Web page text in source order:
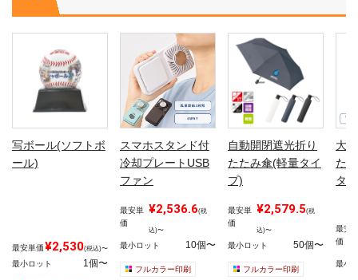
写ボール(ソフトボ
ール)
最安単価¥2,530(税込)〜
最小ロット 1個〜
スマホスタンド付
冷却プレートUSB
ファン
最安単
価
¥2,536.6(税
込)〜
最小ロット 10個〜
フルカラー印刷
自動開閉遮光折り
たたみ傘(軽量タイ
プ)
最安単
価
¥2,579.5(税
込)〜
最小ロット 50個〜
フルカラー印刷
大
た
タ
最安
価
最小